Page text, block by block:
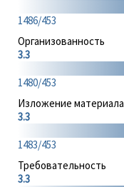
1486/453
Организованность
3.3
1480/453
Изложение материала
3.3
1483/453
Требовательность
3.3